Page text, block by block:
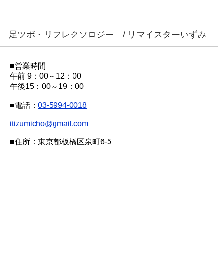
足ツボ・リフレクソロジー / リマイスターいずみ
■営業時間
午前 9：00～12：00
午後15：00～19：00
■電話： 03-5994-0018
itizumicho@gmail.com
■住所：東京都板橋区泉町6-5